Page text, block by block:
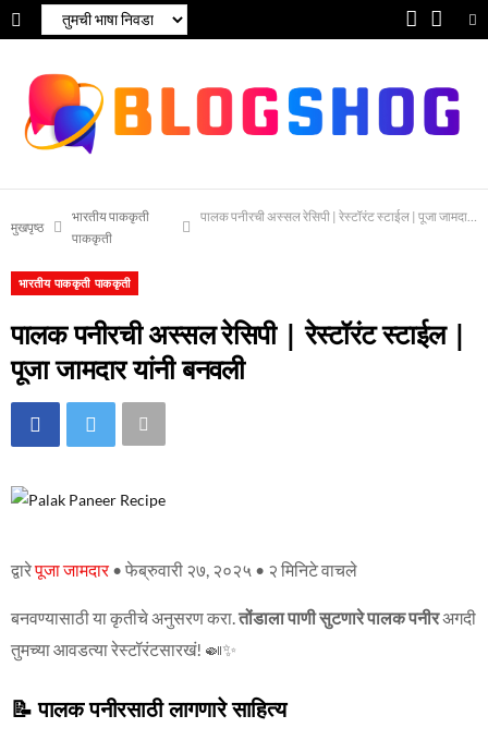
बु
क
ब
मुखपृष्ठ
भारतीय पाककृती
पाककृती
पालक पनीरची अस्सल रेसिपी | रेस्टॉरंट स्टाईल | पूजा जामदार
भारतीय पाककृती पाककृती
पालक पनीरची अस्सल रेसिपी | रेस्टॉरंट स्टाईल |
पूजा जामदार यांनी बनवली
द्वारेपूजा जामदार• फेब्रुवारी २७, २०२५ • २ मिनिटे वाचले
बनवण्यासाठी या कृतीचे अनुसरण करा.तोंडाला पाणी सुटणारे पालक पनीरअगदी
तुमच्या आवडत्या रेस्टॉरंटसारखं! 🍛✨
📝पालक पनीरसाठी लागणारे साहित्य